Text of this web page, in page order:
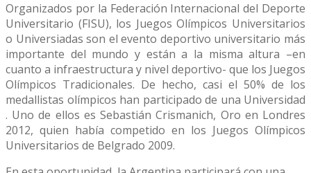
​Organizados por la Federación Internacional del Deporte
Universitario (FISU), los Juegos Olímpicos Universitarios
o Universiadas son el evento deportivo universitario más
importante del mundo y están a la misma altura –en
cuanto a infraestructura y nivel deportivo- que los Juegos
Olímpicos Tradicionales. De hecho, c​asi el 50% de los
medallistas olímpicos han participado de una Universidad​
. Uno de ellos es Sebastián Crismanich, Oro en Londres
2012, quien había ​competido en los Juegos Olímpicos
Universitarios de Belgrado 2009.